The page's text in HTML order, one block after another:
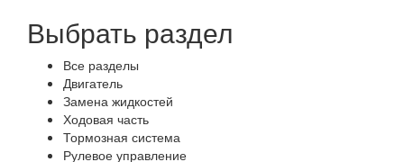
Выбрать раздел
Все разделы
Двигатель
Замена жидкостей
Ходовая часть
Тормозная система
Рулевое управление